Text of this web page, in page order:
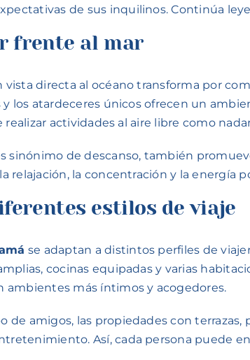
de sus inquilinos. Continúa
frente al mar
vista directa al océano transforma por
y los atardeceres únicos ofrecen un
actividades al aire libre como
sinónimo de descanso, también
relajación, la concentración y la energía
estilos de viaje
se adaptan a distintos perfiles de
cocinas equipadas y varias
ambientes más íntimos y acogedores.
de amigos, las propiedades con
Así, cada persona puede